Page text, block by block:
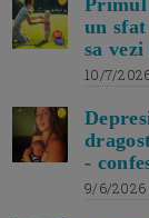
un
sa
10/7/
-
9/6/2026